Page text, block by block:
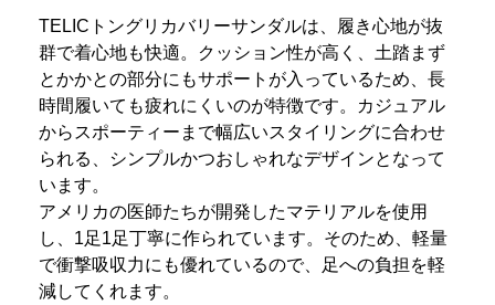
TELICトングリカバリーサンダルは、履き心地が抜
群で着心地も快適。クッション性が高く、土踏まず
とかかとの部分にもサポートが入っているため、長
時間履いても疲れにくいのが特徴です。カジュアル
からスポーティーまで幅広いスタイリングに合わせ
られる、シンプルかつおしゃれなデザインとなって
います。
アメリカの医師たちが開発したマテリアルを使用
し、1足1足丁寧に作られています。そのため、軽量
で衝撃吸収力にも優れているので、足への負担を軽
減してくれます。